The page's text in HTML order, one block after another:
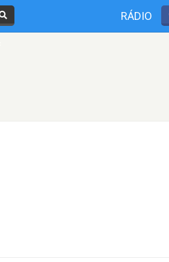
RÁDIO